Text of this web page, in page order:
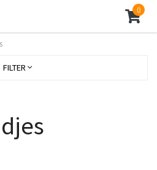
0
FILTER